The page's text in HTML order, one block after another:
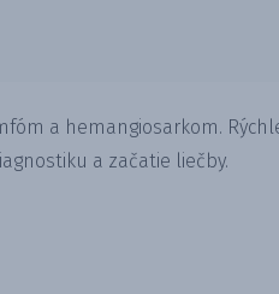
a hemangiosarkom.
a začatie liečby.